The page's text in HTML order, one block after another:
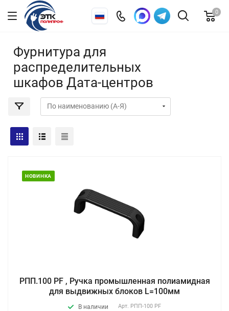
0
Фурнитура для
распределительных
шкафов Дата-центров
НОВИНКА
РПП.100 PF , Ручка промышленная полиамидная
для выдвижных блоков L=100мм
В наличии Арт. РПП-100 PF